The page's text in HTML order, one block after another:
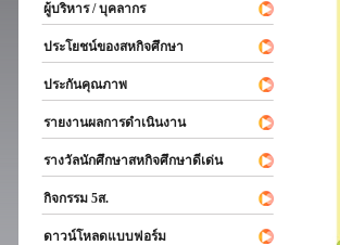
ผู้บริหาร / บุคลากร
ประโยชน์ของสหกิจศึกษา
ประกันคุณภาพ
รายงานผลการดำเนินงาน
รางวัลนักศึกษาสหกิจศึกษาดีเด่น
กิจกรรม 5ส.
ดาวน์โหลดแบบฟอร์ม